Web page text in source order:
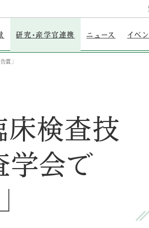
研究・産学官連携 ニュース イベン
賞」
床検査技
学会で